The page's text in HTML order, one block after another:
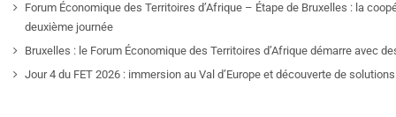
Forum Économique des Territoires d’Afrique – Étape de Bruxelles : la
deuxième journée
Bruxelles : le Forum Économique des Territoires d’Afrique démarre avec
Jour 4 du FET 2026 : immersion au Val d’Europe et découverte de